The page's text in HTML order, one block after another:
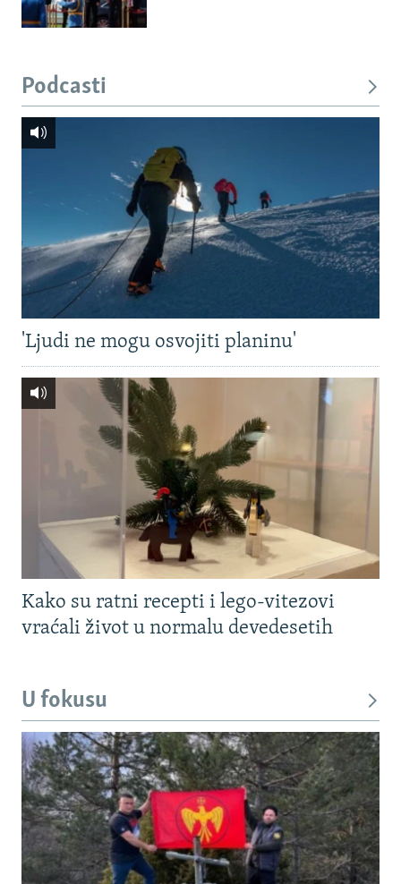
Podcasti
'Ljudi ne mogu osvojiti planinu'
Kako su ratni recepti i lego-vitezovi
vraćali život u normalu devedesetih
U fokusu